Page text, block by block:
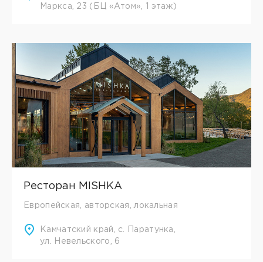
Маркса, 23 (БЦ «Атом», 1 этаж)
Ресторан MISHKA
Европейская, авторская, локальная
Камчатский край, с. Паратунка,
ул. Невельского, 6